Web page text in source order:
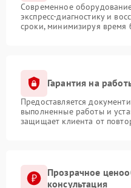
Современное
экспресс-диагностику и
сроки, минимизируя время
Гарантия на
Предоставляется
выполненные работы и
защищает клиента от
Прозрачное
консультация